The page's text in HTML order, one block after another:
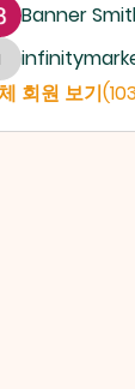
Banner
infinitymarketr
회원 보기